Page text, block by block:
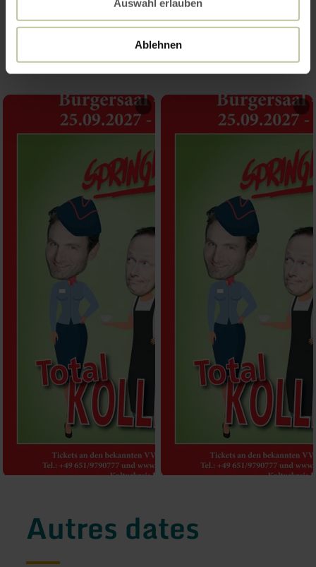
Auswahl erlauben
Ablehnen
Impressions
Autres dates